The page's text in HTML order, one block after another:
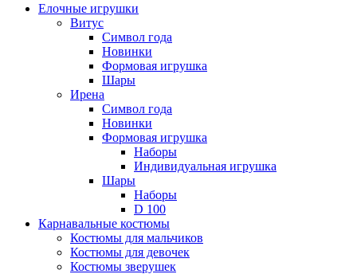
Елочные игрушки
Витус
Символ года
Новинки
Формовая игрушка
Шары
Ирена
Символ года
Новинки
Формовая игрушка
Наборы
Индивидуальная игрушка
Шары
Наборы
D 100
Карнавальные костюмы
Костюмы для мальчиков
Костюмы для девочек
Костюмы зверушек